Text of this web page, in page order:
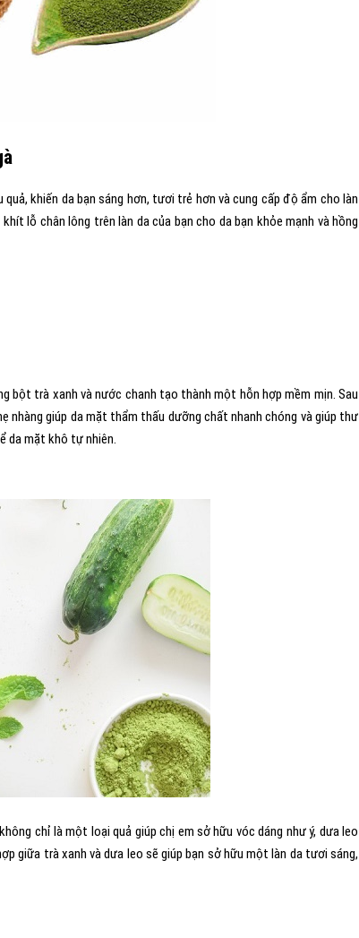
khiến da bạn sáng hơn, tươi trẻ hơn và cung cấp độ ẩm cho làn
lỗ chân lông trên làn da của bạn cho da bạn khỏe mạnh và hồng
bột trà xanh và nước chanh tạo thành một hỗn hợp mềm mịn. Sau
nhàng giúp da mặt thẩm thấu dưỡng chất nhanh chóng và giúp thư
da mặt khô tự nhiên.
chỉ là một loại quả giúp chị em sở hữu vóc dáng như ý, dưa leo
giữa trà xanh và dưa leo sẽ giúp bạn sở hữu một làn da tươi sáng,